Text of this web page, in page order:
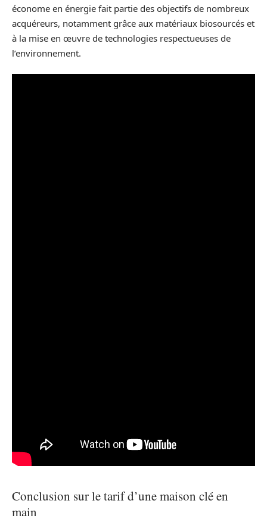
économe en énergie fait partie des objectifs de nombreux
acquéreurs, notamment grâce aux matériaux biosourcés et
à la mise en œuvre de technologies respectueuses de
l’environnement.
Conclusion sur le tarif d’une maison clé en
main